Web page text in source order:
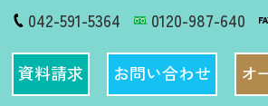
042-591-5364 0120-987-640
資料請求 お問い合わせ オ